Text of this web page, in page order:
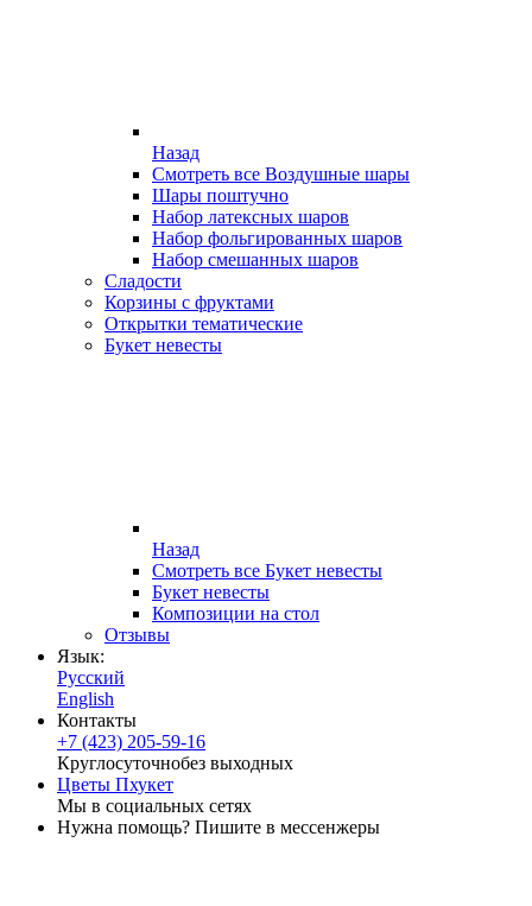
Назад
Смотреть все Воздушные шары
Шары поштучно
Набор латексных шаров
Набор фольгированных шаров
Набор смешанных шаров
Сладости
Корзины с фруктами
Открытки тематические
Букет невесты
Назад
Смотреть все Букет невесты
Букет невесты
Композиции на стол
Отзывы
Язык:
Русский
English
Контакты
+7 (423) 205-59-16
Круглосуточнобез выходных
Цветы Пхукет
Мы в социальных сетях
Нужна помощь? Пишите в мессенжеры